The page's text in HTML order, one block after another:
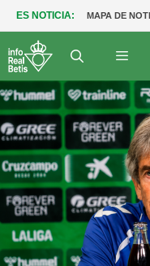
ES NOTICIA: MAPA DE